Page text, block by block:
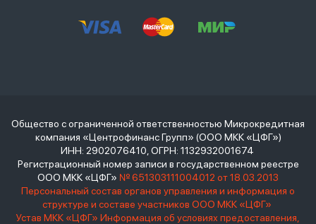
Общество с ограниченной ответственностью Микрокредитная
компания «Центрофинанс Групп» (ООО МКК «ЦФГ»)
ИНН: 2902076410, ОГРН: 1132932001674
Регистрационный номер записи в государственном реестре
ООО МКК «ЦФГ» № 651303111004012 от 18.03.2013
Персональный состав органов управления и информация о
структуре и составе участников ООО МКК «ЦФГ»
Устав МКК «ЦФГ» Информация об условиях предоставления,